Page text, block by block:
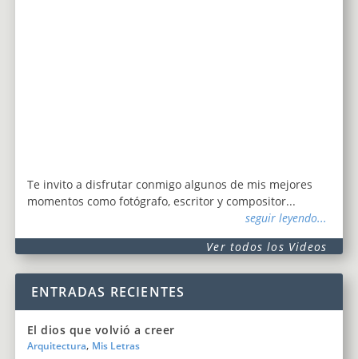
Te invito a disfrutar conmigo algunos de mis mejores
momentos como fotógrafo, escritor y compositor...
seguir leyendo...
Ver todos los Videos
ENTRADAS RECIENTES
El dios que volvió a creer
Arquitectura, Mis Letras